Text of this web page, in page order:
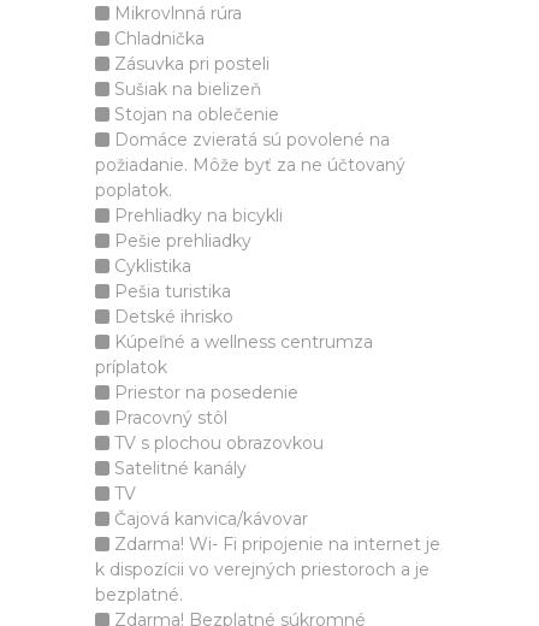
Mikrovlnná rúra
Chladnička
Zásuvka pri posteli
Sušiak na bielizeň
Stojan na oblečenie
Domáce zvieratá sú povolené na
požiadanie. Môže byť za ne účtovaný
poplatok.
Prehliadky na bicykli
Pešie prehliadky
Cyklistika
Pešia turistika
Detské ihrisko
Kúpeľné a wellness centrumza
príplatok
Priestor na posedenie
Pracovný stôl
TV s plochou obrazovkou
Satelitné kanály
TV
Čajová kanvica/kávovar
Zdarma! Wi- Fi pripojenie na internet je
k dispozícii vo verejných priestoroch a je
bezplatné.
Zdarma! Bezplatné súkromné